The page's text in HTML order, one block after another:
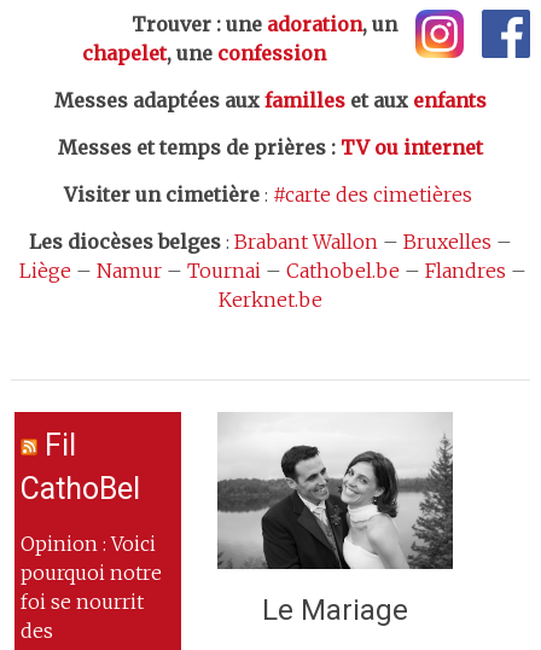
Trouver : une adoration, un
chapelet, une confession
Messes adaptées aux familleset aux enfants
Messes et temps de prières: TV ou internet
Visiter un cimetière: #carte des cimetières
Les diocèses belges: Brabant Wallon– Bruxelles –
Liège – Namur– Tournai– Cathobel.be – Flandres –
Kerknet.be
Fil
CathoBel
Opinion : Voici
pourquoi notre
foi se nourrit
des
Le Mariage